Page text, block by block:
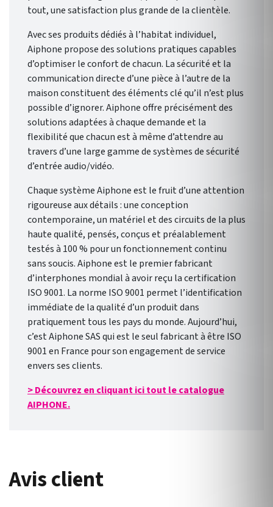
tout, une satisfaction plus grande de la clientèle.
Avec ses produits dédiés à l’habitat individuel,
Aiphone propose des solutions pratiques capables
d’optimiser le confort de chacun. La sécurité et la
communication directe d’une pièce à l’autre de la
maison constituent des éléments clé qu’il n’est plus
possible d’ignorer. Aiphone offre précisément des
solutions adaptées à chaque demande et la
flexibilité que chacun est à même d’attendre au
travers d’une large gamme de systèmes de sécurité
d’entrée audio/vidéo.
Chaque système Aiphone est le fruit d’une attention
rigoureuse aux détails : une conception
contemporaine, un matériel et des circuits de la plus
haute qualité, pensés, conçus et préalablement
testés à 100 % pour un fonctionnement continu
sans soucis. Aiphone est le premier fabricant
d’interphones mondial à avoir reçu la certification
ISO 9001. La norme ISO 9001 permet l’identification
immédiate de la qualité d’un produit dans
pratiquement tous les pays du monde. Aujourd’hui,
c’est Aiphone SAS qui est le seul fabricant à être ISO
9001 en France pour son engagement de service
envers ses clients.
> Découvrez en cliquant ici tout le catalogue
AIPHONE.
Avis client